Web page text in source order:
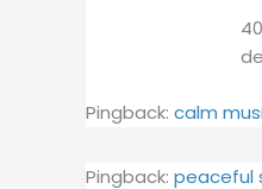
Pingback: calm
Pingback: peaceful